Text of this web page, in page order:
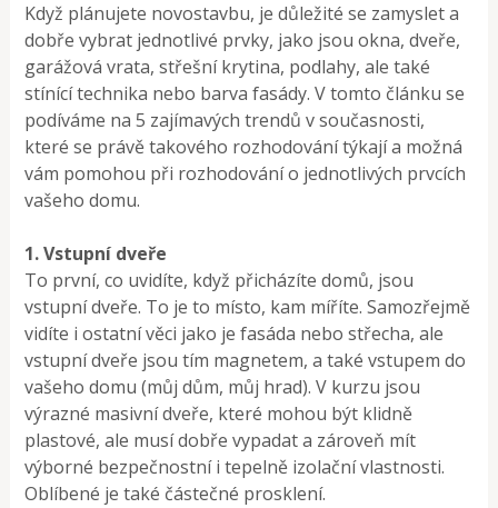
Když plánujete novostavbu, je důležité se zamyslet a
dobře vybrat jednotlivé prvky, jako jsou okna, dveře,
garážová vrata, střešní krytina, podlahy, ale také
stínící technika nebo barva fasády. V tomto článku se
podíváme na 5 zajímavých trendů v současnosti,
které se právě takového rozhodování týkají a možná
vám pomohou při rozhodování o jednotlivých prvcích
vašeho domu.
1. Vstupní dveře
To první, co uvidíte, když přicházíte domů, jsou
vstupní dveře. To je to místo, kam míříte. Samozřejmě
vidíte i ostatní věci jako je fasáda nebo střecha, ale
vstupní dveře jsou tím magnetem, a také vstupem do
vašeho domu (můj dům, můj hrad). V kurzu jsou
výrazné masivní dveře, které mohou být klidně
plastové, ale musí dobře vypadat a zároveň mít
výborné bezpečnostní i tepelně izolační vlastnosti.
Oblíbené je také částečné prosklení.